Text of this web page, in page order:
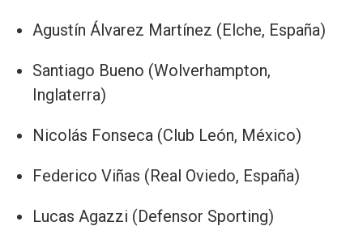
Agustín Álvarez Martínez (Elche, España)
Santiago Bueno (Wolverhampton,
Inglaterra)
Nicolás Fonseca (Club León, México)
Federico Viñas (Real Oviedo, España)
Lucas Agazzi (Defensor Sporting)